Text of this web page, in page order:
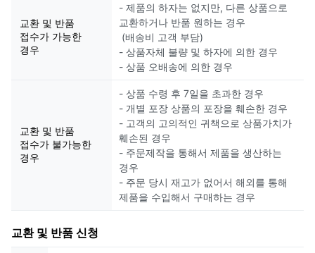
교환 및 반품
접수가 가능한
경우
- 제품의 하자는 없지만, 다른 상품으로
교환하거나 반품 원하는 경우
(배송비 고객 부담)
- 상품자체 불량 및 하자에 의한 경우
- 상품 오배송에 의한 경우
교환 및 반품
접수가 불가능한
경우
- 상품 수령 후 7일을 초과한 경우
- 개별 포장 상품의 포장을 훼손한 경우
- 고객의 고의적인 귀책으로 상품가치가
훼손된 경우
- 주문제작을 통해서 제품을 생산하는
경우
- 주문 당시 재고가 없어서 해외를 통해
제품을 수입해서 구매하는 경우
교환 및 반품 신청